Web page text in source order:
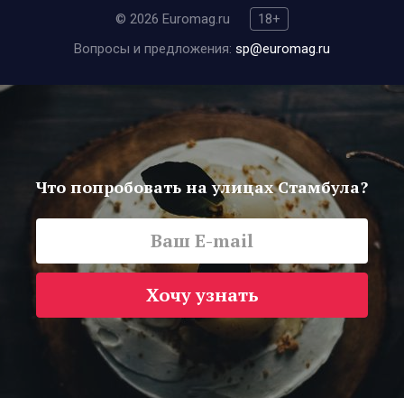
© 2026 Euromag.ru
18+
Вопросы и предложения: sp@euromag.ru
Что попробовать на улицах Стамбула?
Хочу узнать